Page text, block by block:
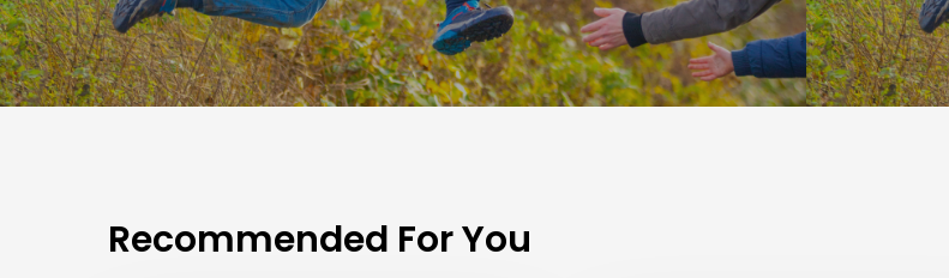
Recommended For You